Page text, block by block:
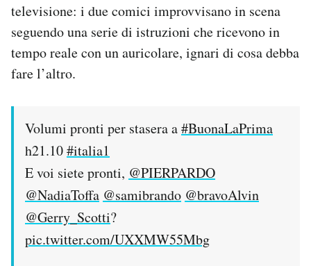
televisione: i due comici improvvisano in scena
seguendo una serie di istruzioni che ricevono in
tempo reale con un auricolare, ignari di cosa debba
fare l’altro.
Volumi pronti per stasera a#BuonaLaPrima
h21.10#italia1
E voi siete pronti, @PIERPARDO
@NadiaToffa @samibrando @bravoAlvin
@Gerry_Scotti?
pic.twitter.com/UXXMW55Mbg